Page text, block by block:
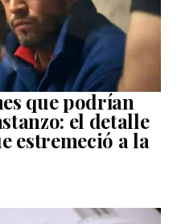
que podrían
el detalle
estremeció a la